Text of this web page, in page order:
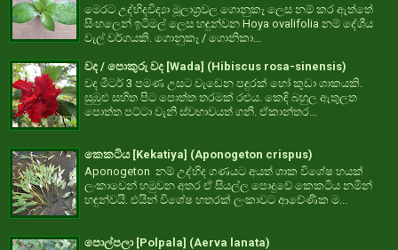
මෙරට උද්භිදවිද්‍යා මූලාශ්‍රවල ගොනුකෑ ලෙස නම් කර ඇත්තේ
සිංහලෙන් ඉටිමල් ලෙස හඳුන්වන Hoya ovalifolia නම් දේශීය
වැල් වර්ගයකි. ගොනුකෑ / ගොනිකා...
වද / පොකුරු වද [Wada] (Hibiscus rosa-sinensis)
වද මීටර් 3 පමණ උසට වැඩෙන පඳුරක් හෝ කුඩා ශාකයකි.
සුඹුළු සහිත පිට පොත්ත තරමක් රළුය. කෙඳි බහුල ඇතුලත
පොත්ත පට්ටා වැනි ස්වභාවයත් ගනී. ඒකාන්තර...
කෙකටිය [Kekatiya] (Aponogeton crispus)
Aponogeton නම් උද්භිද ගණයට අයත් ශාක විශේෂ හයක්
ලංකාවෙන් හමුවන අතර ඒ සියල්ල පොදුවේ කෙකටිය නමින්
හඳුන්වයි. එයින් විශේෂ හතරක් ලංකාවට ආවේණික ම...
පොල්පලා [Polpala] (Aerva lanata)